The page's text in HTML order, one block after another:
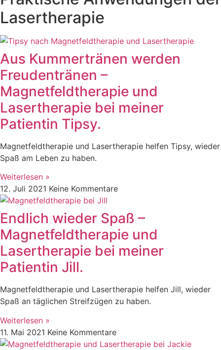
Lasertherapie
Aus Kummertränen werden
Freudentränen –
Magnetfeldtherapie und
Lasertherapie bei meiner
Patientin Tipsy.
Magnetfeldtherapie und Lasertherapie helfen Tipsy, wieder
Spaß am Leben zu haben.
Weiterlesen »
12. Juli 2021 Keine Kommentare
Endlich wieder Spaß –
Magnetfeldtherapie und
Lasertherapie bei meiner
Patientin Jill.
Magnetfeldtherapie und Lasertherapie helfen Jill, wieder
Spaß an täglichen Streifzügen zu haben.
Weiterlesen »
11. Mai 2021 Keine Kommentare